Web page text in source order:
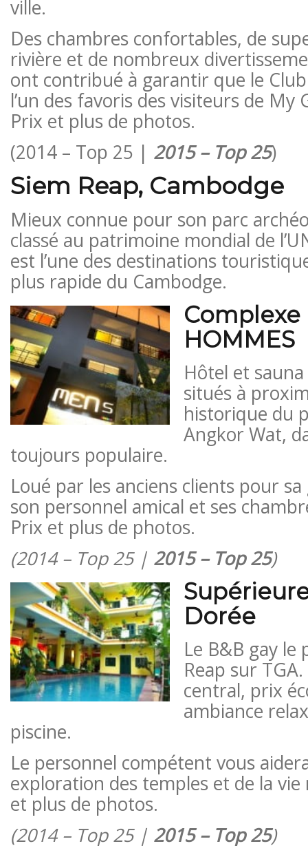
ville.
Des chambres confortables, de
rivière et de nombreux
ont contribué à garantir que le
l’un des favoris des visiteurs de My
Prix ​​et plus de photos.
(2014 – Top 25 | 2015 – Top 25)
Siem Reap, Cambodge
Mieux connue pour son parc
classé au patrimoine mondial de
est l’une des destinations
plus rapide du Cambodge.
Complexe
HOMMES
Hôtel et
situés à
historique du
Angkor Wat,
toujours populaire.
Loué par les anciens clients pour
son personnel amical et ses
Prix ​​et plus de photos.
(2014 – Top 25 | 2015 – Top 25)
Dorée
Le B&B gay le
Reap sur
central, prix
ambiance
piscine.
Le personnel compétent vous
exploration des temples et de la
et plus de photos.
(2014 – Top 25 | 2015 – Top 25)